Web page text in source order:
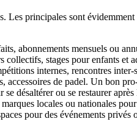
Les principales sont
abonnements mensuels ou
collectifs, stages pour enfants et
internes, rencontres
accessoires de padel. Un bon
désaltérer ou se restaurer
locales ou nationales
pour des événements privés